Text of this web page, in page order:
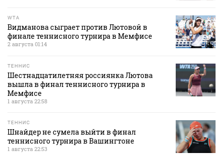
WTA
Видманова сыграет против Лютовой в
финале теннисного турнира в Мемфисе
2 августа 01:14
ТЕННИС
Шестнадцатилетняя россиянка Лютова
вышла в финал теннисного турнира в
Мемфисе
1 августа 22:58
ТЕННИС
Шнайдер не сумела выйти в финал
теннисного турнира в Вашингтоне
1 августа 22:53